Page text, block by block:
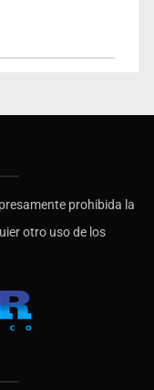
prohibida la
otro uso de los